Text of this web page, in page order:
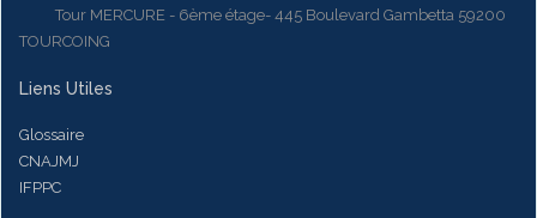
Tour MERCURE - 6ème étage- 445 Boulevard Gambetta 59200
TOURCOING
Liens Utiles
Glossaire
CNAJMJ
IFPPC